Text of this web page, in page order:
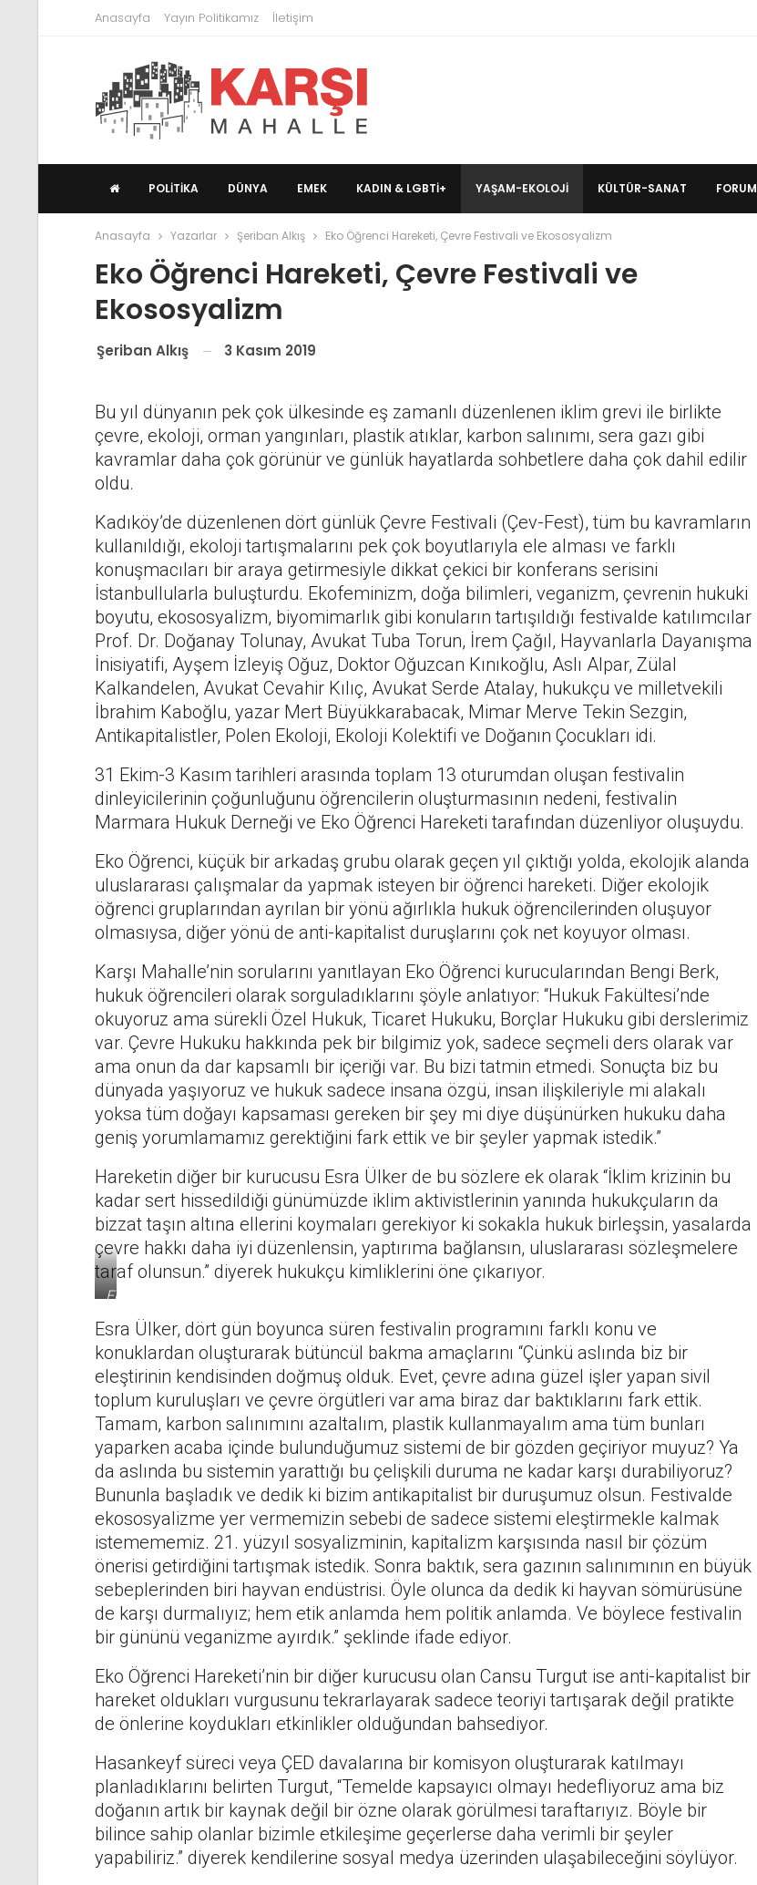
Anasayfa Yayın Politikamız İletişim
POLITIKA DÜNYA EMEK KADIN & LGBTİ+ YAŞAM-EKOLOJI KÜLTÜR-SANAT FORUM
Anasayfa Yazarlar Şeriban Alkış Eko Öğrenci Hareketi, Çevre Festivali ve Ekososyalizm
Eko Öğrenci Hareketi, Çevre Festivali ve
Ekososyalizm
Şeriban Alkış 3 Kasım 2019
Bu yıl dünyanın pek çok ülkesinde eş zamanlı düzenlenen iklim grevi ile birlikte
çevre, ekoloji, orman yangınları, plastik atıklar, karbon salınımı, sera gazı gibi
kavramlar daha çok görünür ve günlük hayatlarda sohbetlere daha çok dahil edilir
oldu.
Kadıköy’de düzenlenen dört günlük Çevre Festivali (Çev-Fest), tüm bu kavramların
kullanıldığı, ekoloji tartışmalarını pek çok boyutlarıyla ele alması ve farklı
konuşmacıları bir araya getirmesiyle dikkat çekici bir konferans serisini
İstanbullularla buluşturdu. Ekofeminizm, doğa bilimleri, veganizm, çevrenin hukuki
boyutu, ekososyalizm, biyomimarlık gibi konuların tartışıldığı festivalde katılımcılar
Prof. Dr. Doğanay Tolunay, Avukat Tuba Torun, İrem Çağıl, Hayvanlarla Dayanışma
İnisiyatifi, Ayşem İzleyiş Oğuz, Doktor Oğuzcan Kınıkoğlu, Aslı Alpar, Zülal
Kalkandelen, Avukat Cevahir Kılıç, Avukat Serde Atalay, hukukçu ve milletvekili
İbrahim Kaboğlu, yazar Mert Büyükkarabacak, Mimar Merve Tekin Sezgin,
Antikapitalistler, Polen Ekoloji, Ekoloji Kolektifi ve Doğanın Çocukları idi.
31 Ekim-3 Kasım tarihleri arasında toplam 13 oturumdan oluşan festivalin
dinleyicilerinin çoğunluğunu öğrencilerin oluşturmasının nedeni, festivalin
Marmara Hukuk Derneği ve Eko Öğrenci Hareketi tarafından düzenliyor oluşuydu.
Eko Öğrenci, küçük bir arkadaş grubu olarak geçen yıl çıktığı yolda, ekolojik alanda
uluslararası çalışmalar da yapmak isteyen bir öğrenci hareketi. Diğer ekolojik
öğrenci gruplarından ayrılan bir yönü ağırlıkla hukuk öğrencilerinden oluşuyor
olmasıysa, diğer yönü de anti-kapitalist duruşlarını çok net koyuyor olması.
Karşı Mahalle’nin sorularını yanıtlayan Eko Öğrenci kurucularından Bengi Berk,
hukuk öğrencileri olarak sorguladıklarını şöyle anlatıyor: “Hukuk Fakültesi’nde
okuyoruz ama sürekli Özel Hukuk, Ticaret Hukuku, Borçlar Hukuku gibi derslerimiz
var. Çevre Hukuku hakkında pek bir bilgimiz yok, sadece seçmeli ders olarak var
ama onun da dar kapsamlı bir içeriği var. Bu bizi tatmin etmedi. Sonuçta biz bu
dünyada yaşıyoruz ve hukuk sadece insana özgü, insan ilişkileriyle mi alakalı
yoksa tüm doğayı kapsaması gereken bir şey mi diye düşünürken hukuku daha
geniş yorumlamamız gerektiğini fark ettik ve bir şeyler yapmak istedik.”
Hareketin diğer bir kurucusu Esra Ülker de bu sözlere ek olarak “İklim krizinin bu
kadar sert hissedildiği günümüzde iklim aktivistlerinin yanında hukukçuların da
bizzat taşın altına ellerini koymaları gerekiyor ki sokakla hukuk birleşsin, yasalarda
çevre hakkı daha iyi düzenlensin, yaptırıma bağlansın, uluslararası sözleşmelere
taraf olunsun.” diyerek hukukçu kimliklerini öne çıkarıyor.
Eko
Hareketi
ve
Marmara
Hukuk
Derneği
üyeleri
Esra Ülker, dört gün boyunca süren festivalin programını farklı konu ve
konuklardan oluşturarak bütüncül bakma amaçlarını “Çünkü aslında biz bir
eleştirinin kendisinden doğmuş olduk. Evet, çevre adına güzel işler yapan sivil
toplum kuruluşları ve çevre örgütleri var ama biraz dar baktıklarını fark ettik.
Tamam, karbon salınımını azaltalım, plastik kullanmayalım ama tüm bunları
yaparken acaba içinde bulunduğumuz sistemi de bir gözden geçiriyor muyuz? Ya
da aslında bu sistemin yarattığı bu çelişkili duruma ne kadar karşı durabiliyoruz?
Bununla başladık ve dedik ki bizim antikapitalist bir duruşumuz olsun. Festivalde
ekososyalizme yer vermemizin sebebi de sadece sistemi eleştirmekle kalmak
istemememiz. 21. yüzyıl sosyalizminin, kapitalizm karşısında nasıl bir çözüm
önerisi getirdiğini tartışmak istedik. Sonra baktık, sera gazının salınımının en büyük
sebeplerinden biri hayvan endüstrisi. Öyle olunca da dedik ki hayvan sömürüsüne
de karşı durmalıyız; hem etik anlamda hem politik anlamda. Ve böylece festivalin
bir gününü veganizme ayırdık.” şeklinde ifade ediyor.
Eko Öğrenci Hareketi’nin bir diğer kurucusu olan Cansu Turgut ise anti-kapitalist bir
hareket oldukları vurgusunu tekrarlayarak sadece teoriyi tartışarak değil pratikte
de önlerine koydukları etkinlikler olduğundan bahsediyor.
Hasankeyf süreci veya ÇED davalarına bir komisyon oluşturarak katılmayı
planladıklarını belirten Turgut, “Temelde kapsayıcı olmayı hedefliyoruz ama biz
doğanın artık bir kaynak değil bir özne olarak görülmesi taraftarıyız. Böyle bir
bilince sahip olanlar bizimle etkileşime geçerlerse daha verimli bir şeyler
yapabiliriz.” diyerek kendilerine sosyal medya üzerinden ulaşabileceğini söylüyor.